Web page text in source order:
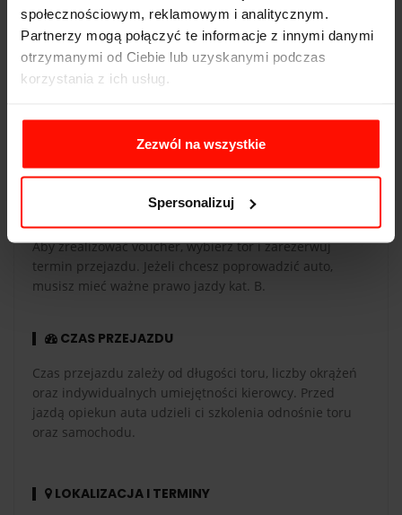
społecznościowym, reklamowym i analitycznym.
Partnerzy mogą połączyć te informacje z innymi danymi
otrzymanymi od Ciebie lub uzyskanymi podczas
korzystania z ich usług.
Zezwól na wszystkie
Spersonalizuj
WAŻNOŚĆ
opłacony kartą podarunkową ma taką samą ważność co
karta. Przejazdy są realizowane w sezonie od maja do
Aby zrealizować voucher, wybierz tor i zarezerwuj
termin przejazdu. Jeżeli chcesz poprowadzić auto,
musisz mieć ważne prawo jazdy kat. B.
CZAS PRZEJAZDU
Czas przejazdu zależy od długości toru, liczby okrążeń
oraz indywidualnych umiejętności kierowcy. Przed
jazdą opiekun auta udzieli ci szkolenia odnośnie toru
oraz samochodu.
LOKALIZACJA I TERMINY